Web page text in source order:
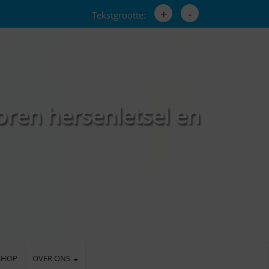
Tekstgrootte: + -
hersenletsel en
OVER ONS